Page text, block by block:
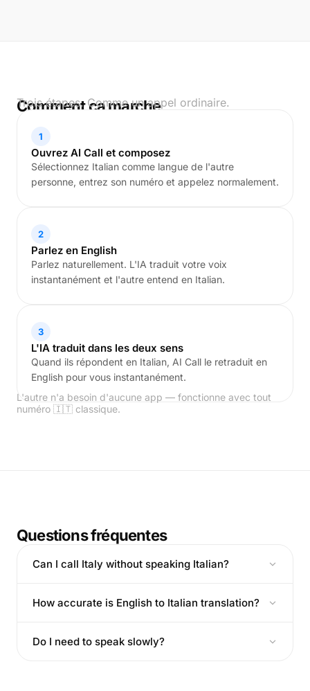
Comment ça marche
Trois étapes. Comme un appel ordinaire.
1
Ouvrez AI Call et composez
Sélectionnez Italian comme langue de l'autre
personne, entrez son numéro et appelez normalement.
2
Parlez en English
Parlez naturellement. L'IA traduit votre voix
instantanément et l'autre entend en Italian.
3
L'IA traduit dans les deux sens
Quand ils répondent en Italian, AI Call le retraduit en
English pour vous instantanément.
L'autre n'a besoin d'aucune app — fonctionne avec tout
numéro 🇮🇹 classique.
Questions fréquentes
Can I call Italy without speaking Italian?
How accurate is English to Italian translation?
Do I need to speak slowly?